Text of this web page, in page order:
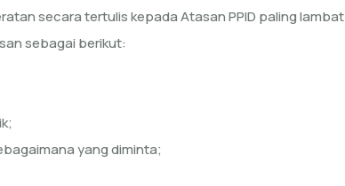
secara tertulis kepada Atasan PPID paling lambat
sebagai berikut:
yang diminta;